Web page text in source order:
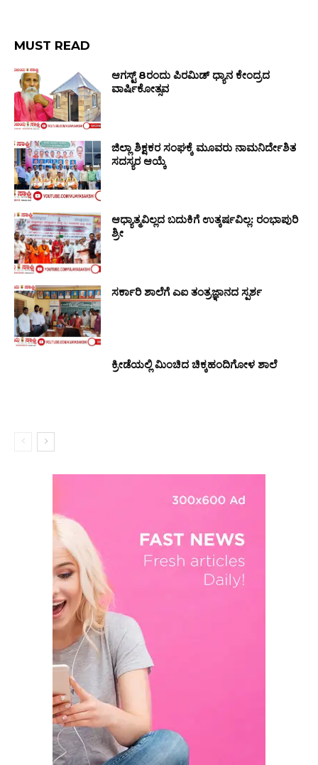
MUST READ
ಆಗಸ್ಟ್ 8ರಂದು ಪಿರಮಿಡ್ ಧ್ಯಾನ ಕೇಂದ್ರದ
ವಾರ್ಷಿಕೋತ್ಸವ
ಜಿಲ್ಲಾ ಶಿಕ್ಷಕರ ಸಂಘಕ್ಕೆ ಮೂವರು ನಾಮನಿರ್ದೇಶಿತ
ಸದಸ್ಯರ ಆಯ್ಕೆ
ಆಧ್ಯಾತ್ಮವಿಲ್ಲದ ಬದುಕಿಗೆ ಉತ್ಕರ್ಷವಿಲ್ಲ: ರಂಭಾಪುರಿ
ಶ್ರೀ
ಸರ್ಕಾರಿ ಶಾಲೆಗೆ ಎಐ ತಂತ್ರಜ್ಞಾನದ ಸ್ಪರ್ಶ
ಕ್ರೀಡೆಯಲ್ಲಿ ಮಿಂಚಿದ ಚಿಕ್ಕಹಂದಿಗೋಳ ಶಾಲೆ